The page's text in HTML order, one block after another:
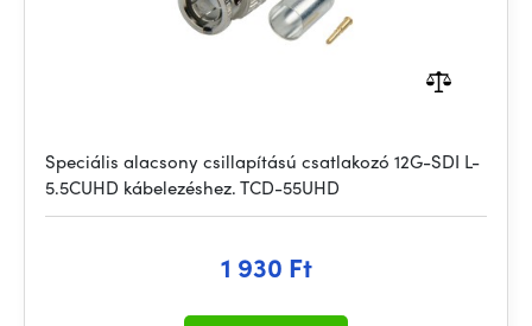
Speciális alacsony csillapítású csatlakozó 12G-SDI L-
5.5CUHD kábelezéshez. TCD-55UHD
1 930 Ft